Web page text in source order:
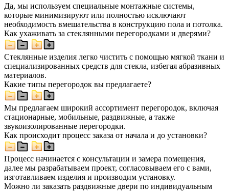
Да, мы используем специальные монтажные системы,
которые минимизируют или полностью исключают
необходимость вмешательства в конструкцию пола и потолка.
Как ухаживать за стеклянными перегородками и дверями?
Стеклянные изделия легко чистить с помощью мягкой ткани и
специализированных средств для стекла, избегая абразивных
материалов.
Какие типы перегородок вы предлагаете?
Мы предлагаем широкий ассортимент перегородок, включая
стационарные, мобильные, раздвижные, а также
звукоизолированные перегородки.
Как происходит процесс заказа от начала и до установки?
Процесс начинается с консультации и замера помещения,
далее мы разрабатываем проект, согласовываем его с вами,
изготавливаем изделия и производим установку.
Можно ли заказать раздвижные двери по индивидуальным